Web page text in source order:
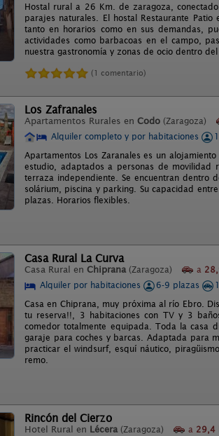
Hostal rural a 26 Km. de zaragoza,
parajes naturales. El hostal Restaurante
tanto en horarios como en sus demandas,
actividades como barbacoas en el campo,
nuestra gastronomía y zonas de ocio dentro del
(1 comentario)
Los Zafranales
Apartamentos Rurales en Codo (Zaragoza)
Alquiler completo y por habitaciones
Apartamentos Los Zaranales es un
estudio, adaptados a personas de movilidad
terraza independiente. Se encuentran dentro
solárium, piscina y parking. Su capacidad
plazas. Horarios flexibles.
Casa Rural La Curva
Casa Rural en Chiprana (Zaragoza) a
Alquiler por habitaciones
6-9 plazas
Casa en Chiprana, muy próxima al río Ebro.
tu reserva!!, 3 habitaciones con TV y 3
comedor totalmente equipada. Toda la casa
garaje para coches y barcas. Adaptada para
practicar el windsurf, esquí náutico,
remo.
Rincón del Cierzo
Hotel Rural en Lécera (Zaragoza) a 29,4